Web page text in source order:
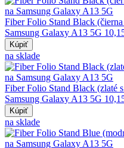
Fiber Folio Stand Black
Samsung Galaxy A13 5G
Kúpiť
na sklade
Fiber Folio Stand Black (zlaté
Samsung Galaxy A13 5G
Kúpiť
na sklade